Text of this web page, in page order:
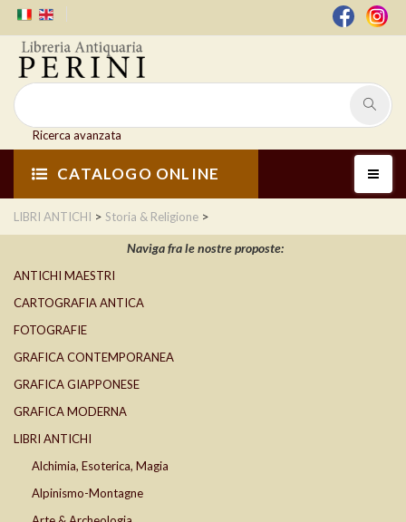
Ricerca avanzata
CATALOGO ONLINE
LIBRI ANTICHI > Storia & Religione >
Naviga fra le nostre proposte:
ANTICHI MAESTRI
CARTOGRAFIA ANTICA
FOTOGRAFIE
GRAFICA CONTEMPORANEA
GRAFICA GIAPPONESE
GRAFICA MODERNA
LIBRI ANTICHI
Alchimia, Esoterica, Magia
Alpinismo-Montagne